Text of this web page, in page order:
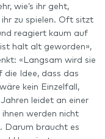
wie’s ihr geht,
zu spielen. Oft sitzt
reagiert kaum auf
halt alt geworden»,
«Langsam wird sie
Idee, dass das
kein Einzelfall,
leidet an einer
werden nicht
Darum braucht es